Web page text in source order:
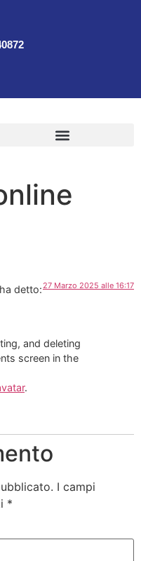
ha detto:27 Marzo 2025 alle 16:17
and deleting
screen in the
.
I campi
*